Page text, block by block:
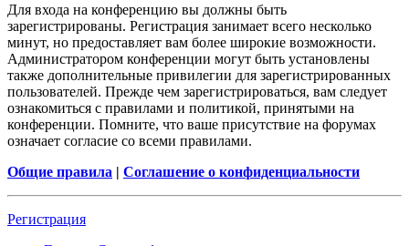
Для входа на конференцию вы должны быть
зарегистрированы. Регистрация занимает всего несколько
минут, но предоставляет вам более широкие возможности.
Администратором конференции могут быть установлены
также дополнительные привилегии для зарегистрированных
пользователей. Прежде чем зарегистрироваться, вам следует
ознакомиться с правилами и политикой, принятыми на
конференции. Помните, что ваше присутствие на форумах
означает согласие со всеми правилами.
Общие правила | Соглашение о конфиденциальности
Регистрация